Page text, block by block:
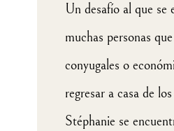
Un desafío al que se
muchas personas
conyugales o
regresar a casa de
Stéphanie se